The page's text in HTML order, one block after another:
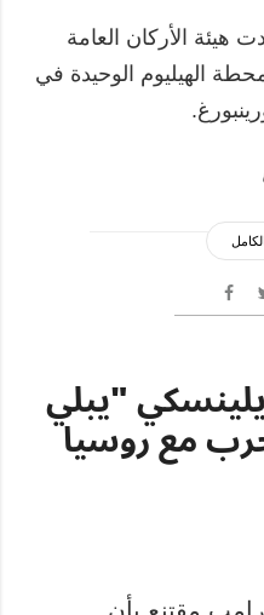
هيئة الأركان العامة
الهيليوم الوحيدة في
"يبلي
مع روسيا